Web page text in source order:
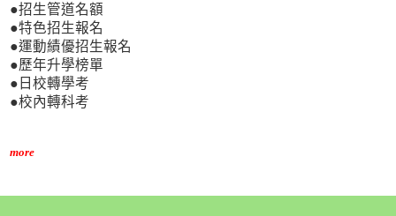
●招生管道名額
●特色招生報名
●運動績優招生報名
●歷年升學榜單
●日校轉學考
●校內轉科考
more